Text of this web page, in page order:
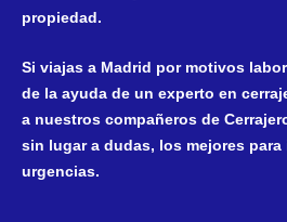
propiedad.
Si viajas a Madrid por motivos
de la ayuda de un experto en
a nuestros compañeros de
sin lugar a dudas, los mejores
urgencias.